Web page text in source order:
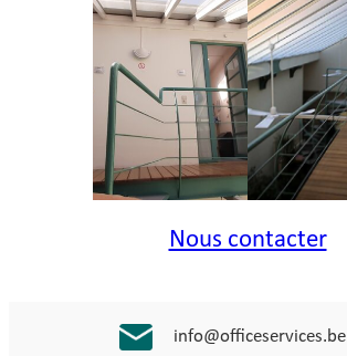
Nous contacter
info@officeservices.be